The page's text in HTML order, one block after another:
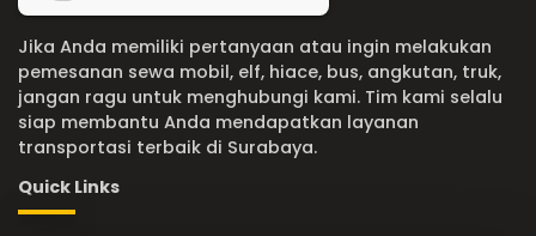
Jika Anda memiliki pertanyaan atau ingin melakukan
pemesanan sewa mobil, elf, hiace, bus, angkutan, truk,
jangan ragu untuk menghubungi kami. Tim kami selalu
siap membantu Anda mendapatkan layanan
transportasi terbaik di Surabaya.
Quick Links